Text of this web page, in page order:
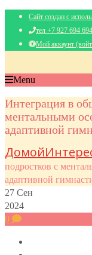
Сайт создан с
тел +7 927 694
Мой аккаунт
Menu
Интеграция в
ментальными
адаптивной
Домой
подростков с
адаптивной
27 Сен
2024
0